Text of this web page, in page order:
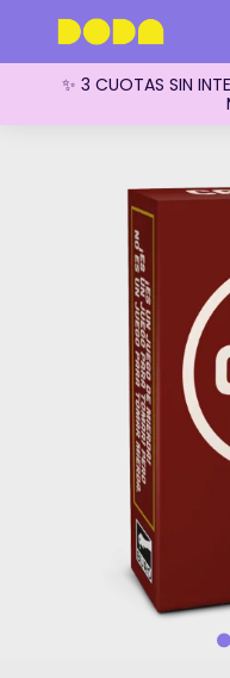
✨ 3 CUOTAS SIN